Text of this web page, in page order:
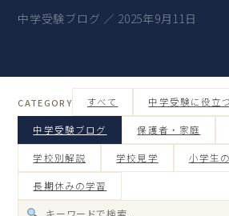
中学受験ブログ ／ 2025年9月11日
CATEGORY すべて 中学受験に役立
中学受験ブログ 保護者・家庭
学校別解説 学校見学 小学生
長期休みの学習